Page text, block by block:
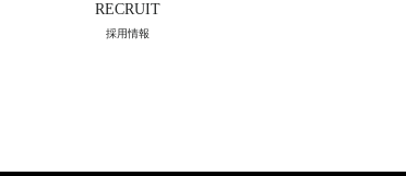
RECRUIT
採用情報